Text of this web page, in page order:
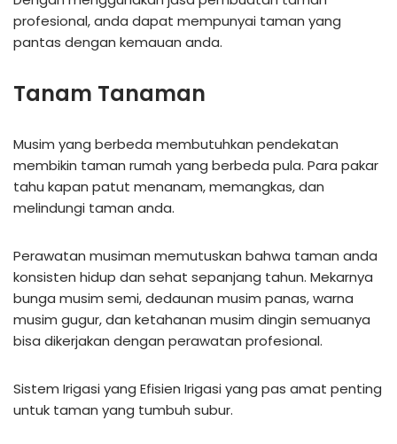
profesional, anda dapat mempunyai taman yang
pantas dengan kemauan anda.
Tanam Tanaman
Musim yang berbeda membutuhkan pendekatan
membikin taman rumah yang berbeda pula. Para pakar
tahu kapan patut menanam, memangkas, dan
melindungi taman anda.
Perawatan musiman memutuskan bahwa taman anda
konsisten hidup dan sehat sepanjang tahun. Mekarnya
bunga musim semi, dedaunan musim panas, warna
musim gugur, dan ketahanan musim dingin semuanya
bisa dikerjakan dengan perawatan profesional.
Sistem Irigasi yang Efisien Irigasi yang pas amat penting
untuk taman yang tumbuh subur.